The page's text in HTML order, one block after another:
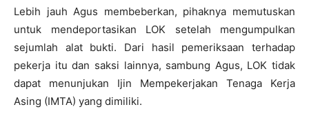
Lebih jauh Agus membeberkan, pihaknya memutuskan
untuk mendeportasikan LOK setelah mengumpulkan
sejumlah alat bukti. Dari hasil pemeriksaan terhadap
pekerja itu dan saksi lainnya, sambung Agus, LOK tidak
dapat menunjukan Ijin Mempekerjakan Tenaga Kerja
Asing (IMTA) yang dimiliki.